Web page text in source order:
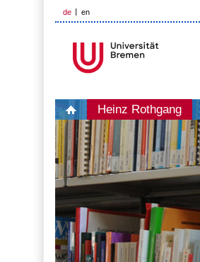
de en
Heinz Rothgang